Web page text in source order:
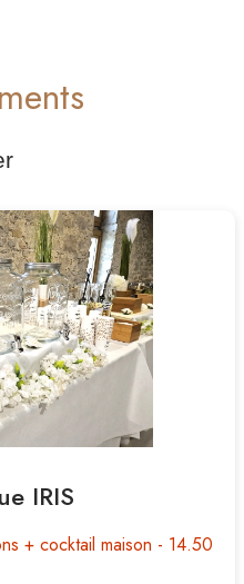
IRIS
+ cocktail maison - 14.50